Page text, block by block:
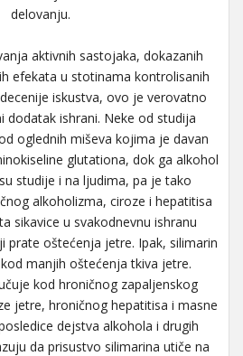
delovanju.
aktivnih sastojaka, dokazanih
efekata u stotinama kontrolisanih
iskustva, ovo je verovatno
dodatak ishrani. Neke od studija
oglednih miševa kojima je davan
glutationa, dok ga alkohol
studije i na ljudima, pa je tako
alkoholizma, ciroze i hepatitisa
sikavice u svakodnevnu ishranu
prate oštećenja jetre. Ipak, silimarin
manjih oštećenja tkiva jetre.
kod hroničnog zapaljenskog
jetre, hroničnog hepatitisa i masne
dejstva alkohola i drugih
da prisustvo silimarina utiče na